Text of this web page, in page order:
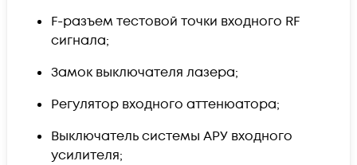
F-разъем тестовой точки входного RF
сигнала;
Замок выключателя лазера;
Регулятор входного аттенюатора;
Выключатель системы АРУ входного
усилителя;